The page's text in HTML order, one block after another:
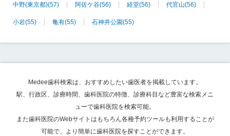
中野(東京都)(57) 阿佐ケ谷(56) 経堂(56) 代官山(56)
小岩(55) 亀有(55) 石神井公園(55)
Medee歯科検索は、おすすめしたい歯医者を掲載しています。
駅、行政区、診療時間、歯科医院の特徴、診療科目など豊富な検索メニ
ューで歯科医院を検索可能。
また歯科医院のWebサイトはもちろん各種予約ツールも利用することが
可能で、より簡単に歯科医院を探すことができます。